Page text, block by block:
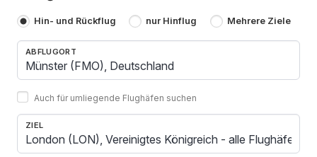
Hin- und Rückflug nur Hinflug Mehrere Ziele
ABFLUGORT
Auch für umliegende Flughäfen suchen
ZIEL